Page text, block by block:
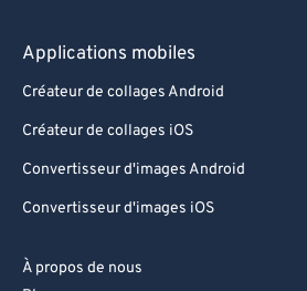
Applications mobiles
Créateur de collages Android
Créateur de collages iOS
Convertisseur d'images Android
Convertisseur d'images iOS
À propos de nous